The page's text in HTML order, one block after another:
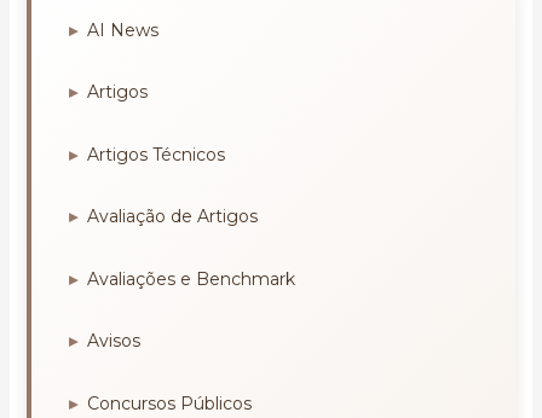
AI News
Artigos
Artigos Técnicos
Avaliação de Artigos
Avaliações e Benchmark
Avisos
Concursos Públicos